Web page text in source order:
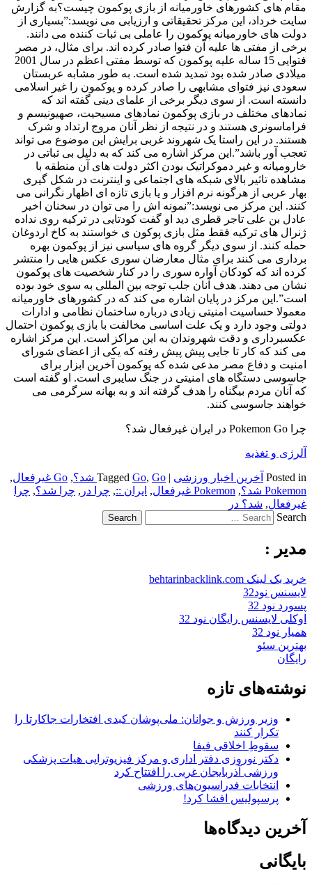
مقام های کشورهای خاورمیانه از بازی پوکمون چیست؟به گزارش
سايت خرداد، این مرکز تحقیقاتی و ارزیابی می نویسد:”بسیاری از
دولت های خاورمیانه پوکمون را عاملی بی ثبات کننده می دانند.
برخی از مفتی ها علیه آن فتوا صادر کرده اند. برای مثال، در مصر
فتوایی 15 ساله علیه پوکمون که توسط مفتی اعظم در سال 2001
میلادی صادر شده بود تمدید شده است. به طور مشابه عربستان
سعودی نیز فتوای مشابهی را صادر کرده و پوکمون را غیر اسلامی
دانسته است. از سوی دیگر برخی از علمای دینی گفته اند که
نمادهای مختلف در بازی پوکمون نمادهای مسیحیت، صهیونیسم و
فراماسونری هستند و در نتیجه از نظر آنان مروج ارتداد و شرک
هستند. در این راستا یک شهروند غربی برایش این موضوع می تواند
تعجب آور باشد”.این مرکز اشاره می کند که به دلیل بی ثباتی در
خارومیانه و غیر دموکراتیک بودن اکثر دولت های آن منطقه با
مشاهده تاثیر بالای شبکه های اجتماعی و اینترنت در شکل گیری
بهار عربی از هرگونه نرم افزار و یا بازی تازه ای اظهار نگرانی می
کنند. این مرکز می نویسد:”نمونه اش را می توان در سخنان اخیر
عادل بن علی تاجر قطری دید او گفت کودتایی در ترکیه روی نداده
ژنرال های ترکیه فقط مثل بازی پوکون ی خواستند به کاخ اردوغان
حمله کنند. از سوی دیگر گروه های سیاسی نیز از پوکمون بهره
برداری می کنند برای مثال معارضان سوری عکس هایی را منتشر
کرده اند که کودکان آواره سوری را در کنار شخصیت های پوکمون
نشان می دهند. هدف آنان جلب توجه بین المللی به سوی خود بوده
است”.این مرکز در پایان اشاره می کند که در کشورهای خاورمیانه
معمولا حساسیت امنیتی زیادی درباره ساختمان نظامی و ادارات
دولتی وجود دارد و یک علت اساسی مخالفت با بازی پوکمون احتمال
عکسبرداری و دقت شهروندان به این مراکز است. این مرکز اشاره
می کند که کار تا جایی پیش پیش رفته که یکی از اعضای شورای
امنیت و دفاع مصر مدعی شده که پوکمون آخرین ابزار برای
جاسوسی دستگاه های امنیتی در جنگ سایبری است. او گفته است
که آنان مردم بیگناه را هدف گرفته اند و به بهانه سرگرمی می
خواهند جاسوسی کنند.
چرا Pokemon Go در ایران غیرفعال شد؟
آلرژی و تغذیه
Posted in آخرین اخبار ورزشی |
Tagged Go, Go شد؟ , Go غیرفعال
,
Pokemon شد؟
, Pokemon غیرفعال , ایران ::, چرا در , چرا شد؟, چرا
غیرفعال, شد؟ در
Search
مدیر :
خرید بک لینک behtarinbacklink.com
لایسنس نود32
پسورد نود 32
اوکلی لایسنس رایگان نود 32
همیار نود 32
بهترین سئو
رایگان
نوشته‌های تازه
وزیر ورزش و جوانان: ملی‌پوشان کبدی افتخارات جاکارتا را
تکرار کنند
سقوطِ اخلاقی فیفا
دکتر نوروزی دفتر اداری و مرکز فیزیوتراپی هیات پزشکی
ورزشی آذربایجان غربی را افتتاح کرد
انتخابات فدراسیون‌های ورزشی
پرسپولیس افشا کرد!
آخرین دیدگاه‌ها
بایگانی